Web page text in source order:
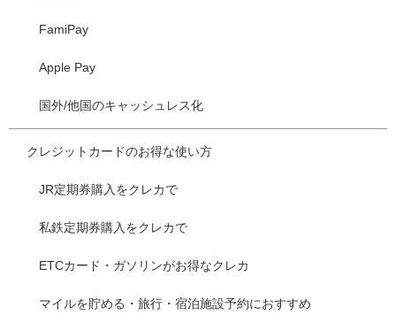
FamiPay
Apple Pay
国外/他国のキャッシュレス化
クレジットカードのお得な使い方
JR定期券購入をクレカで
私鉄定期券購入をクレカで
ETCカード・ガソリンがお得なクレカ
マイルを貯める・旅行・宿泊施設予約におすすめ